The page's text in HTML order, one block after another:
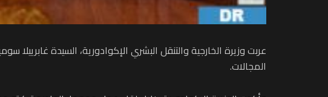
عربت وزيرة الخارجية والتنقل البشري الإكوادورية، السيدة غابرييلا
المجالات.